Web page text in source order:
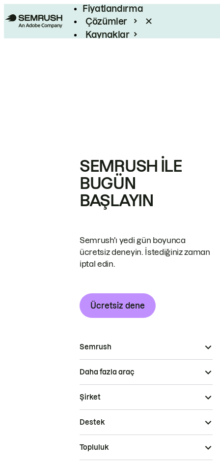
Fiyatlandırma
Çözümler
Kaynaklar
SEMRUSH ILE
BUGÜN
BAŞLAYIN
Semrush'ı yedi gün boyunca
ücretsiz deneyin. İstediğiniz zaman
iptal edin.
Ücretsiz dene
Semrush
Daha fazla araç
Şirket
Destek
Topluluk